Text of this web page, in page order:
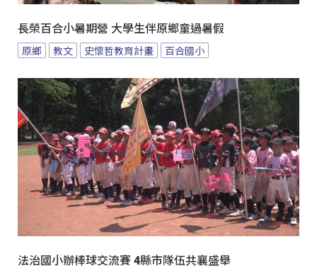
長榮百合小暑期營 大學生伴原鄉童過暑假
原鄉 教文 史懷哲教育計畫 百合國小
法治國小辦棒球交流賽 4縣市隊伍共襄盛舉